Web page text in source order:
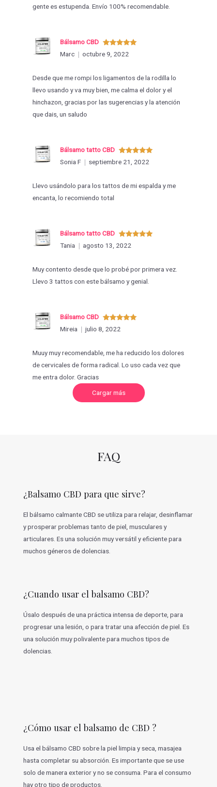
gente es estupenda. Envío 100% recomendable.
Valorado
con5de 5
Bálsamo CBD
Marc
octubre 9, 2022
Desde que me rompi los ligamentos de la rodilla lo
llevo usando y va muy bien, me calma el dolor y el
hinchazon, gracias por las sugerencias y la atención
que dais, un saludo
Valorado
con 5de 5
Bálsamo tatto CBD
Sonia F
septiembre 21, 2022
Llevo usándolo para los tattos de mi espalda y me
encanta, lo recomiendo total
Valorado
con
Bálsamo tatto CBD
Tania
agosto 13, 2022
Muy contento desde que lo probé por primera vez.
Llevo 3 tattos con este bálsamo y genial.
Valorado
con5de 5
Bálsamo CBD
Mireia
julio 8, 2022
Muuy muy recomendable, me ha reducido los dolores
de cervicales de forma radical. Lo uso cada vez que
me entra dolor. Gracias
Cargar másC
r
i
o
e
s
FAQ
¿Balsamo CBD para que sirve?
El bálsamo calmante CBD se utiliza para relajar, desinflamar
y prosperar problemas tanto de piel, musculares y
articulares. Es una solución muy versátil y eficiente para
muchos géneros de dolencias.
¿Cuando usar el balsamo CBD?
Úsalo después de una práctica intensa de deporte, para
progresar una lesión, o para tratar una afección de piel. Es
una solución muy polivalente para muchos tipos de
dolencias.
¿Cómo usar el balsamo de CBD ?
Usa el bálsamo CBD sobre la piel limpia y seca, masajea
hasta completar su absorción. Es importante que se use
solo de manera exterior y no se consuma. Para el consumo
hay otro tipo de productos.